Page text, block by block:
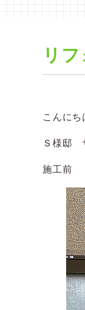
リ
こんにち
Ｓ様邸
施工前